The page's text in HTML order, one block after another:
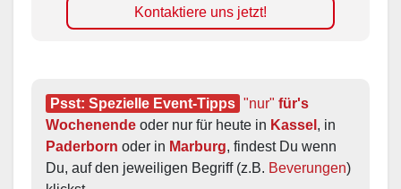
Kontaktiere uns jetzt!
Psst: Spezielle Event-Tipps "nur" für's
Wochenende oder nur für heute in Kassel
Paderborn oder in Marburg, findest Du wenn
Du, auf den jeweiligen Begriff (z.B. Beverungen)